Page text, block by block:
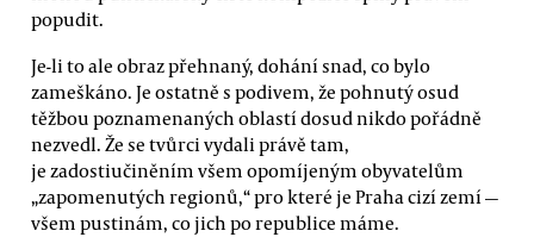
popudit.
Je-li to ale obraz přehnaný, dohání snad, co bylo
zameškáno. Je ostatně s podivem, že pohnutý osud
těžbou poznamenaných oblastí dosud nikdo pořádně
nezvedl. Že se tvůrci vydali právě tam,
je zadostiučiněním všem opomíjeným obyvatelům
„zapomenutých regionů,“ pro které je Praha cizí zemí —
všem pustinám, co jich po republice máme.